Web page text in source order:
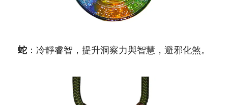
蛇 ：冷靜睿智，提升洞察力與智慧，避邪化煞。